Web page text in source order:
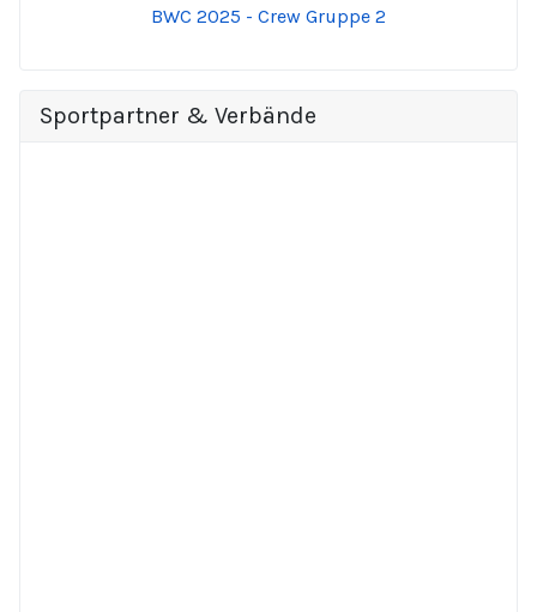
BWC 2025 - Crew Gruppe 2
Sportpartner & Verbände